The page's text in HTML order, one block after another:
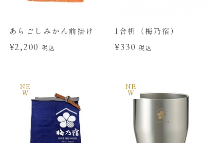
あらごしみかん前掛け
¥2,200税込
1合枡（梅乃宿）
¥330税込
NE
W
NE
W